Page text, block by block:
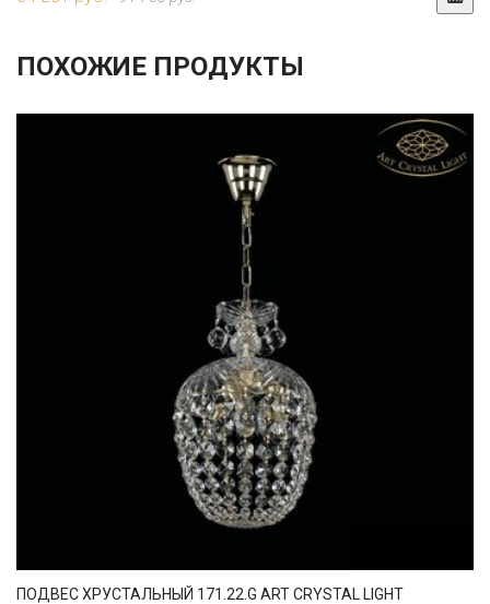
ПОХОЖИЕ ПРОДУКТЫ
ПОДВЕС ХРУСТАЛЬНЫЙ 171.22.G ART CRYSTAL LIGHT